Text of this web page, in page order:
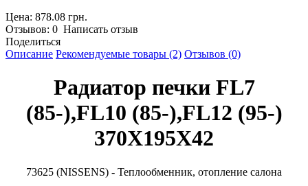
Цена: 878.08 грн.
Отзывов: 0 Написать отзыв
Поделиться
Описание Рекомендуемые товары (2) Отзывов (0)
Радиатор печки FL7
(85-),FL10 (85-),FL12 (95-)
370X195X42
73625 (NISSENS) - Теплообменник, отопление салона